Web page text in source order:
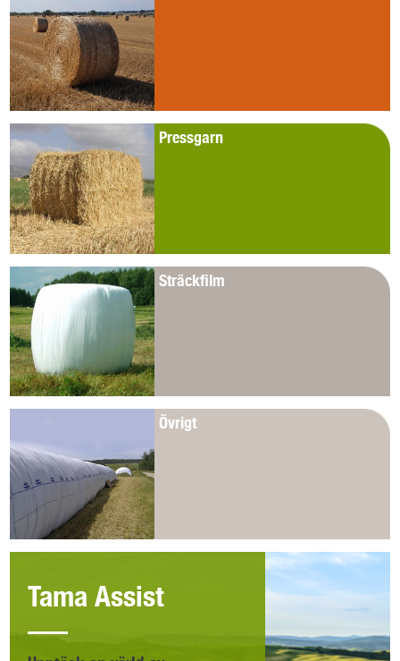
Pressgarn
Sträckfilm
Övrigt
Tama Assist